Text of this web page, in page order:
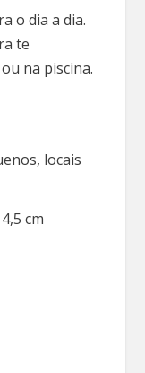
o dia a dia.
te
na piscina.
locais
cm